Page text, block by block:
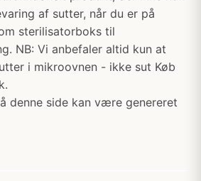
af sutter, når du er på
sterilisatorboks til
NB: Vi anbefaler altid kun at
i mikroovnen - ikke sut Køb
denne side kan være genereret